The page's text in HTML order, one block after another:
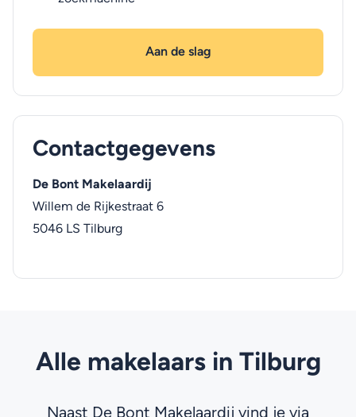
Aan de slag
Contactgegevens
De Bont Makelaardij
Willem de Rijkestraat 6
5046 LS Tilburg
Alle makelaars in Tilburg
Naast De Bont Makelaardij vind je via